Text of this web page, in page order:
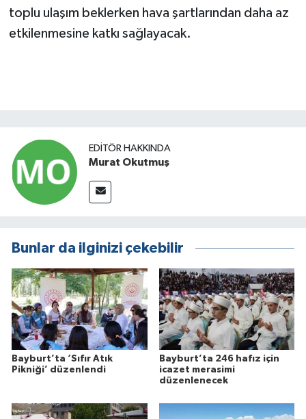
toplu ulaşım beklerken hava şartlarından daha az
etkilenmesine katkı sağlayacak.
EDITÖR HAKKINDA
Murat Okutmuş
Bunlar da ilginizi çekebilir
Bayburt’ta ‘Sıfır Atık
Pikniği’ düzenlendi
Bayburt’ta 246 hafız için
icazet merasimi
düzenlenecek